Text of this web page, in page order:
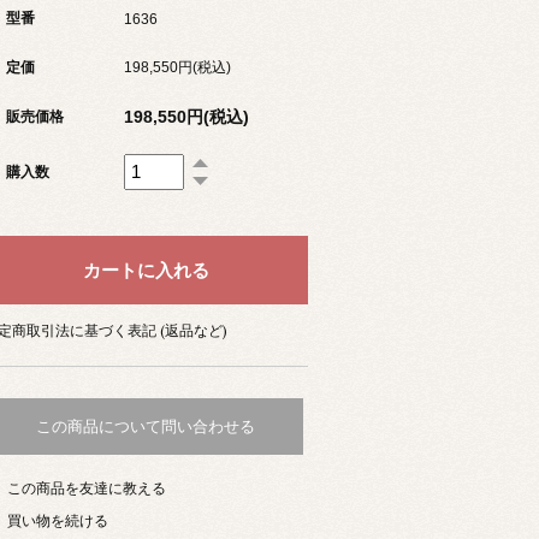
型番 1636
定価 198,550円(税込)
販売価格 198,550円(税込)
購入数
商取引法に基づく表記 (返品など)
この商品について問い合わせる
この商品を友達に教える
買い物を続ける